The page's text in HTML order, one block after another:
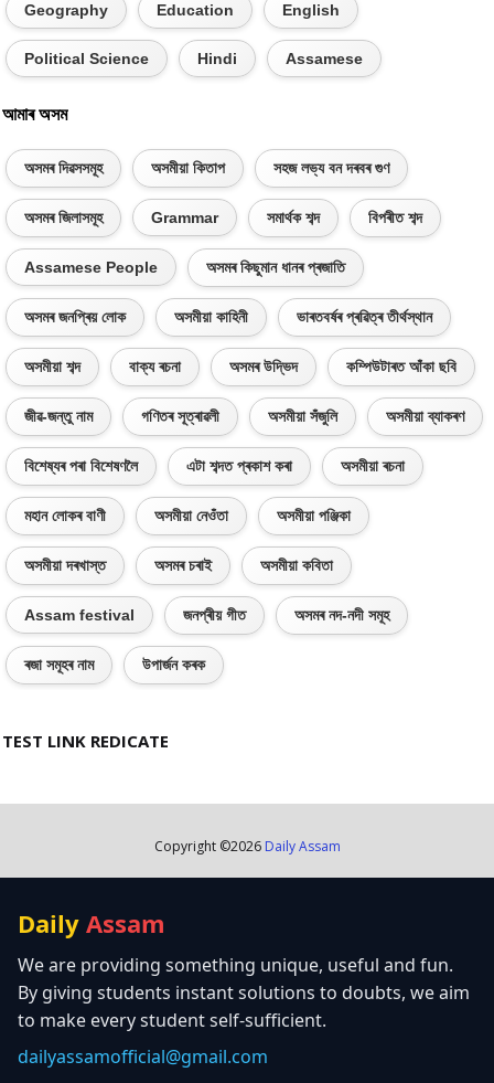
Geography Education English
Political Science Hindi Assamese
আমাৰ অসম
অসমৰ দিৱসসমূহ অসমীয়া কিতাপ সহজ লভ্য বন দৰবৰ গুণ
অসমৰ জিলাসমূহ Grammar সমাৰ্থক শব্দ বিপৰীত শব্দ
Assamese People অসমৰ কিছুমান ধানৰ প্ৰজাতি
অসমৰ জনপ্ৰিয় লোক অসমীয়া কাহিনী ভাৰতবৰ্ষৰ প্ৰৱিত্ৰ তীৰ্থস্থান
অসমীয়া শব্দ বাক্য ৰচনা অসমৰ উদ্ভিদ কম্পিউটাৰত আঁকা ছবি
জীৱ-জন্তু নাম গণিতৰ সূত্ৰাৱলী অসমীয়া সঁজুলি অসমীয়া ব্যাকৰণ
বিশেষ্যৰ পৰা বিশেষণলৈ এটা শব্দত প্ৰকাশ কৰা অসমীয়া ৰচনা
মহান লোকৰ বাণী অসমীয়া নেওঁতা অসমীয়া পঞ্জিকা
অসমীয়া দৰখাস্ত অসমৰ চৰাই অসমীয়া কবিতা
Assam festival জনপ্ৰীয় গীত অসমৰ নদ-নদী সমূহ
ৰজা সমূহৰ নাম উপাৰ্জন কৰক
TEST LINK REDICATE
Copyright ©2026 Daily Assam
Daily Assam
We are providing something unique, useful and fun.
By giving students instant solutions to doubts, we aim
to make every student self-sufficient.
dailyassamofficial@gmail.com